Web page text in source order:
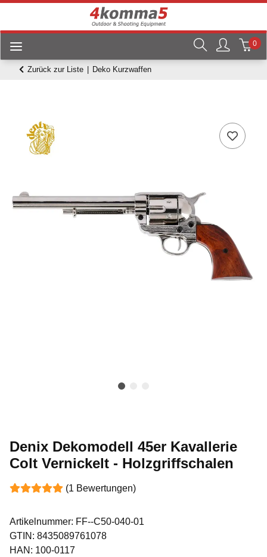
0
Zurück zur Liste Deko Kurzwaffen
Denix Dekomodell 45er Kavallerie
Colt Vernickelt - Holzgriffschalen
(1 Bewertungen)
Artikelnummer: FF--C50-040-01
GTIN: 8435089761078
HAN: 100-0117